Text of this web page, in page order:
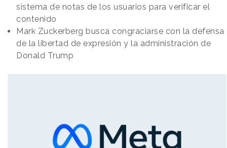
sistema de notas de los usuarios para verificar el
contenido
Mark Zuckerberg busca congraciarse con la defensa
de la libertad de expresión y la administración de
Donald Trump